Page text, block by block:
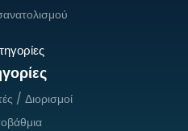
/ Διορισμοί